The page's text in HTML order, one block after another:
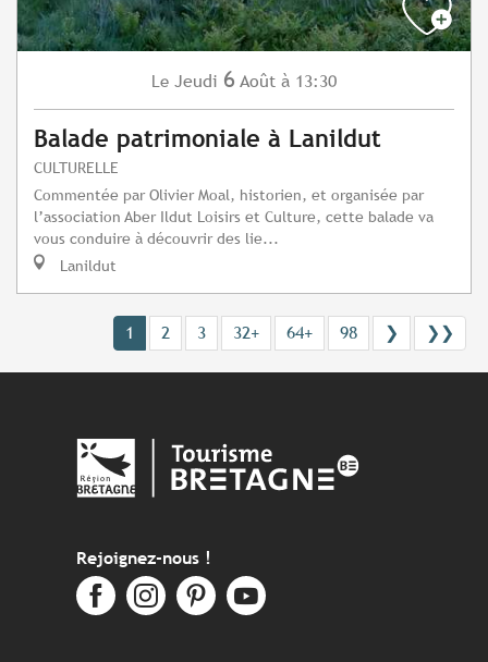
Le Jeudi 6 Août à 13:30
Balade patrimoniale à Lanildut
CULTURELLE
Commentée par Olivier Moal, historien, et organisée par
l’association Aber Ildut Loisirs et Culture, cette balade va
vous conduire à découvrir des lie...
Lanildut
1 2 3 32+ 64+ 98 ❯ ❯❯
Rejoignez-nous !